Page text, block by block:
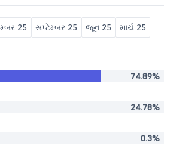
25 સપ્ટેમ્બર 25 જૂન 25 માર્ચ 25
74.89%
24.78%
0.3%